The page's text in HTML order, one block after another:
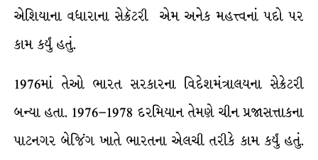
એશિયાના વધારાના સેક્રૅટરી એમ અનેક મહત્ત્વનાં પદો પર
કામ કર્યું હતું.
1976માં તેઓ ભારત સરકારના વિદેશમંત્રાલયના સેક્રેટરી
બન્યા હતા. 1976–1978 દરમિયાન તેમણે ચીન પ્રજાસત્તાકના
પાટનગર બેજિંગ ખાતે ભારતના એલચી તરીકે કામ કર્યું હતું.